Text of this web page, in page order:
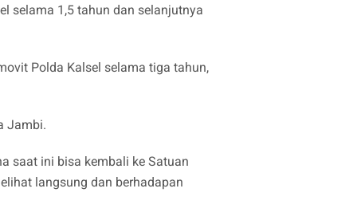
selama 1,5 tahun dan selanjutnya
Polda Kalsel selama tiga tahun,
Jambi.
saat ini bisa kembali ke Satuan
langsung dan berhadapan